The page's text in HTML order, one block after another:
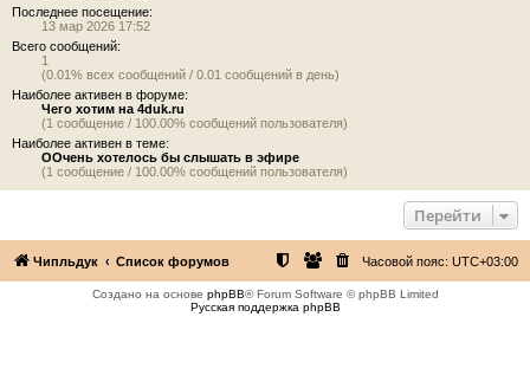
Последнее посещение:
13 мар 2026 17:52
Всего сообщений:
1
(0.01% всех сообщений / 0.01 сообщений в день)
Наиболее активен в форуме:
Чего хотим на 4duk.ru
(1 сообщение / 100.00% сообщений пользователя)
Наиболее активен в теме:
ООчень хотелось бы слышать в эфире
(1 сообщение / 100.00% сообщений пользователя)
Перейти
Чипльдук Список форумов Часовой пояс: UTC+03:00
Создано на основе phpBB® Forum Software © phpBB Limited
Русская поддержка phpBB